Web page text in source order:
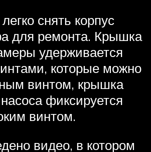
снять корпус
для ремонта. Крышка
удерживается
которые можно
винтом, крышка
фиксируется
винтом.
видео, в котором